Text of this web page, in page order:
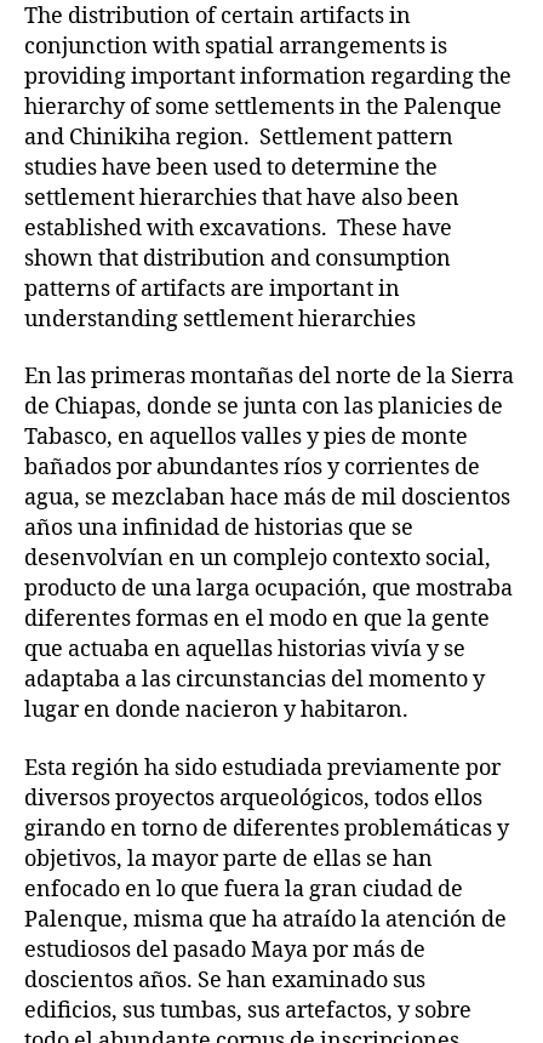
The distribution of certain artifacts in
conjunction with spatial arrangements is
providing important information regarding the
hierarchy of some settlements in the Palenque
and Chinikiha region. Settlement pattern
studies have been used to determine the
settlement hierarchies that have also been
established with excavations. These have
shown that distribution and consumption
patterns of artifacts are important in
understanding settlement hierarchies
En las primeras montañas del norte de la Sierra
de Chiapas, donde se junta con las planicies de
Tabasco, en aquellos valles y pies de monte
bañados por abundantes ríos y corrientes de
agua, se mezclaban hace más de mil doscientos
años una infinidad de historias que se
desenvolvían en un complejo contexto social,
producto de una larga ocupación, que mostraba
diferentes formas en el modo en que la gente
que actuaba en aquellas historias vivía y se
adaptaba a las circunstancias del momento y
lugar en donde nacieron y habitaron.
Esta región ha sido estudiada previamente por
diversos proyectos arqueológicos, todos ellos
girando en torno de diferentes problemáticas y
objetivos, la mayor parte de ellas se han
enfocado en lo que fuera la gran ciudad de
Palenque, misma que ha atraído la atención de
estudiosos del pasado Maya por más de
doscientos años. Se han examinado sus
edificios, sus tumbas, sus artefactos, y sobre